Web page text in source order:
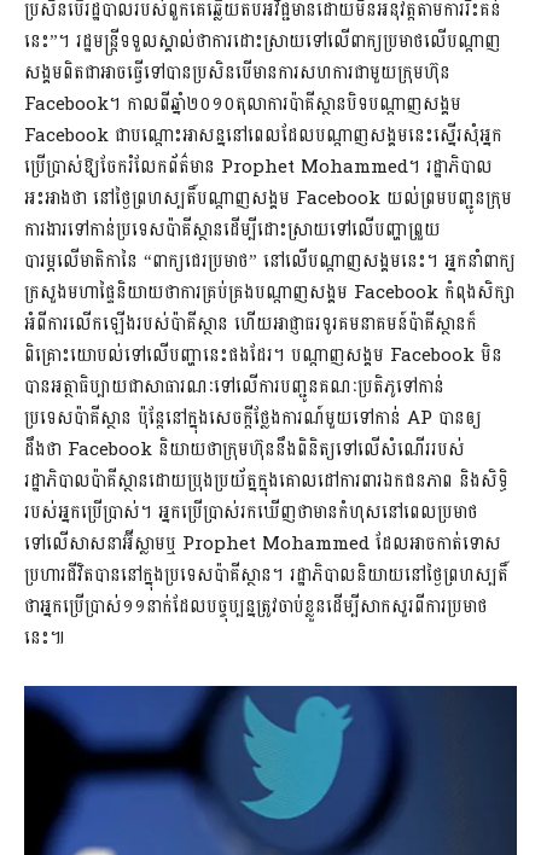
ប្រសិនបើរដ្ឋបាលរបស់ពួកគេឆ្លើយតបអវិជ្ជមានដោយមិនអនុវត្តតាមការរិះគន់
នេះ”។ រដ្ឋមន្រ្តីទទួលស្គាល់ថាការដោះស្រាយទៅលើពាក្យប្រមាថលើបណ្តាញ
សង្គមពិតជាអាចធ្វើទៅបានប្រសិនបើមានការសហការជាមួយក្រុមហ៊ុន​
Facebook។ កាលពីឆ្នាំ២០១០តុលាការប៉ាគីស្ថានបិទបណ្តាញសង្គម
Facebook ជាបណ្តោះអាសន្ននៅពេលដែលបណ្តាញសង្គមនេះស្នើរសុំអ្នក
ប្រើប្រាស់ឱ្យចែករំលែកព័ត៌មាន​ Prophet Mohammed។ រដ្ឋាភិបាល
អះអាងថា នៅថ្ងៃព្រហស្បតិ៍បណ្តាញសង្គម Facebook យល់ព្រមបញ្ជូនក្រុម
ការងារទៅកាន់ប្រទេសប៉ាគីស្ថានដើម្បីដោះស្រាយទៅលើបញ្ហាព្រួយ
បារម្ភលើមាតិកានៃ “ពាក្យជេរប្រមាថ” នៅលើបណ្តាញសង្គមនេះ។ អ្នកនាំពាក្យ
ក្រសួងមហាផ្ទៃនិយាយថាការគ្រប់គ្រងបណ្តាញសង្គម Facebook កំពុងសិក្សា
អំពីការលើកឡើងរបស់ប៉ាគីស្ថាន ហើយអាជ្ញាធរទូរគមនាគមន៍ប៉ាគីស្ថានក៏
ពិគ្រោះយោបល់ទៅលើបញ្ហានេះផងដែរ។ បណ្តាញសង្គម Facebook មិន
បានអត្ថាធិប្បាយជាសាធារណៈទៅលើការបញ្ជូនគណៈប្រតិភូទៅកាន់
ប្រទេសប៉ាគីស្ថាន ប៉ុន្តែនៅក្នុងសេចក្តីថ្លែងការណ៍មួយទៅកាន់ AP បានឲ្យ
ដឹងថា Facebook និយាយថាក្រុមហ៊ុននឹងពិនិត្យទៅលើសំណើររបស់
រដ្ឋាភិបាលប៉ាគីស្ថានដោយប្រុងប្រយ័ត្នក្នុងគោលដៅការពារឯកជនភាព និងសិទ្ធិ
របស់អ្នកប្រើប្រាស់។ អ្នកប្រើប្រាស់រកឃើញថាមានកំហុសនៅពេលប្រមាថ
ទៅលើសាសនាអ៊ីស្លាមឬ Prophet Mohammed ដែលអាចកាត់ទោស
ប្រហារជីវិតបាននៅក្នុងប្រទេសប៉ាគីស្ថាន។ រដ្ឋាភិបាលនិយាយនៅថ្ងៃព្រហស្បតិ៍
ថាអ្នកប្រើប្រាស់១១នាក់ដែលបច្ចុប្បន្នត្រូវចាប់ខ្លួនដើម្បីសាកសួរពីការប្រមាថ
នេះ៕